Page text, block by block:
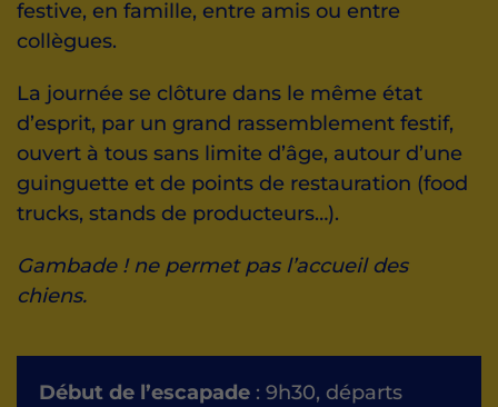
festive, en famille, entre amis ou entre
collègues.
La journée se clôture dans le même état
d’esprit, par un grand rassemblement festif,
ouvert à tous sans limite d’âge, autour d’une
guinguette et de points de restauration (food
trucks, stands de producteurs…).
Gambade ! ne permet pas l’accueil des
chiens.
Début de l’escapade : 9h30, départs